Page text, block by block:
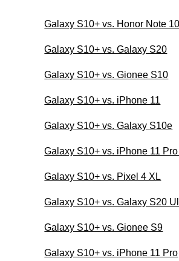
Galaxy S10+ vs. Honor Note 10
Galaxy S10+ vs. Galaxy S20
Galaxy S10+ vs. Gionee S10
Galaxy S10+ vs. iPhone 11
Galaxy S10+ vs. Galaxy S10e
Galaxy S10+ vs. iPhone 11
Galaxy S10+ vs. Pixel 4 XL
Galaxy S10+ vs. Galaxy S20
Galaxy S10+ vs. Gionee S9
Galaxy S10+ vs. iPhone 11 Pro